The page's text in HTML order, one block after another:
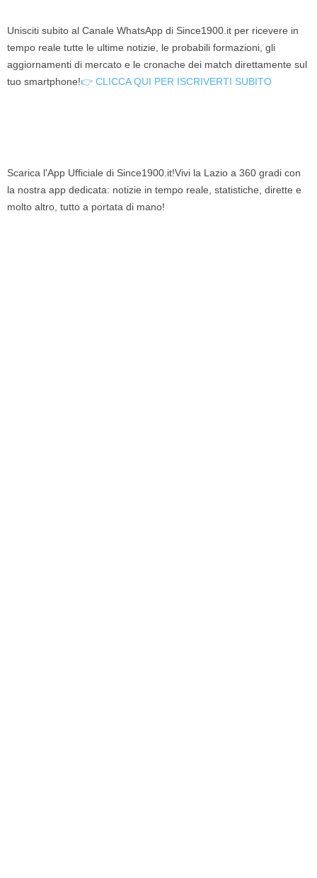
Unisciti subito al Canale WhatsApp di Since1900.it per ricevere in
tempo reale tutte le ultime notizie, le probabili formazioni, gli
aggiornamenti di mercato e le cronache dei match direttamente sul
tuo smartphone!👉 CLICCA QUI PER ISCRIVERTI SUBITO
Scarica l'App Ufficiale di Since1900.it!Vivi la Lazio a 360 gradi con
la nostra app dedicata: notizie in tempo reale, statistiche, dirette e
molto altro, tutto a portata di mano!